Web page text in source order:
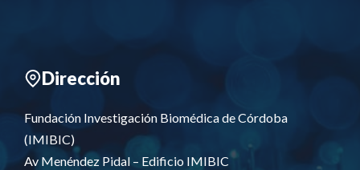
Dirección
Fundación Investigación Biomédica de Córdoba
(IMIBIC)
Av Menéndez Pidal – Edificio IMIBIC